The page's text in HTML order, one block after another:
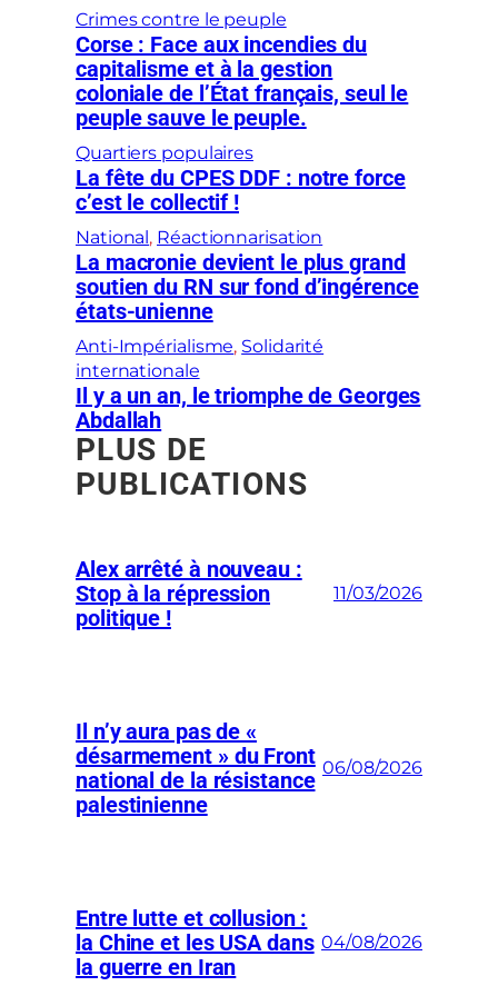
Crimes contre le peuple
Corse : Face aux incendies du
capitalisme et à la gestion
coloniale de l’État français, seul le
peuple sauve le peuple.
Quartiers populaires
La fête du CPES DDF : notre force
c’est le collectif !
National , Réactionnarisation
La macronie devient le plus grand
soutien du RN sur fond d’ingérence
états-unienne
Anti-Impérialisme, Solidarité
internationale
Il y a un an, le triomphe de Georges
Abdallah
PLUS DE
PUBLICATIONS
Alex arrêté à nouveau :
Stop à la répression
politique !
11/03/2026
Il n’y aura pas de «
désarmement » du Front
national de la résistance
palestinienne
06/08/2026
Entre lutte et collusion :
la Chine et les USA dans
la guerre en Iran
04/08/2026